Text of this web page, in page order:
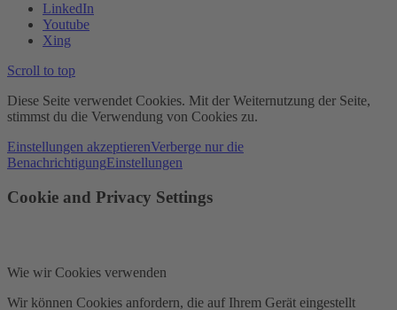
LinkedIn
Youtube
Xing
Scroll to top
Diese Seite verwendet Cookies. Mit der Weiternutzung der Seite,
stimmst du die Verwendung von Cookies zu.
Einstellungen akzeptierenVerberge nur die
BenachrichtigungEinstellungen
Cookie and Privacy Settings
Wie wir Cookies verwenden
Wir können Cookies anfordern, die auf Ihrem Gerät eingestellt